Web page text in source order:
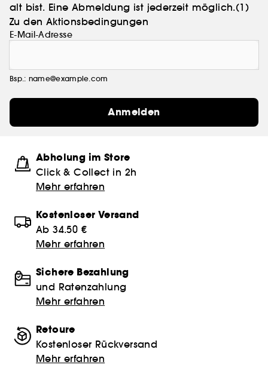
alt bist. Eine Abmeldung ist jederzeit möglich.(1)
Zu den Aktionsbedingungen
E-Mail-Adresse
Bsp.: name@example.com
Anmelden
Abholung im Store
Click & Collect in 2h
Mehr erfahren
Kostenloser Versand
Ab 34.50 €
Mehr erfahren
Sichere Bezahlung
und Ratenzahlung
Mehr erfahren
Retoure
Kostenloser Rückversand
Mehr erfahren